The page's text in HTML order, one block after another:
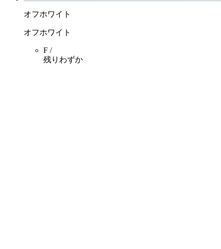
オフホワイト
オフホワイト
F /
残りわずか